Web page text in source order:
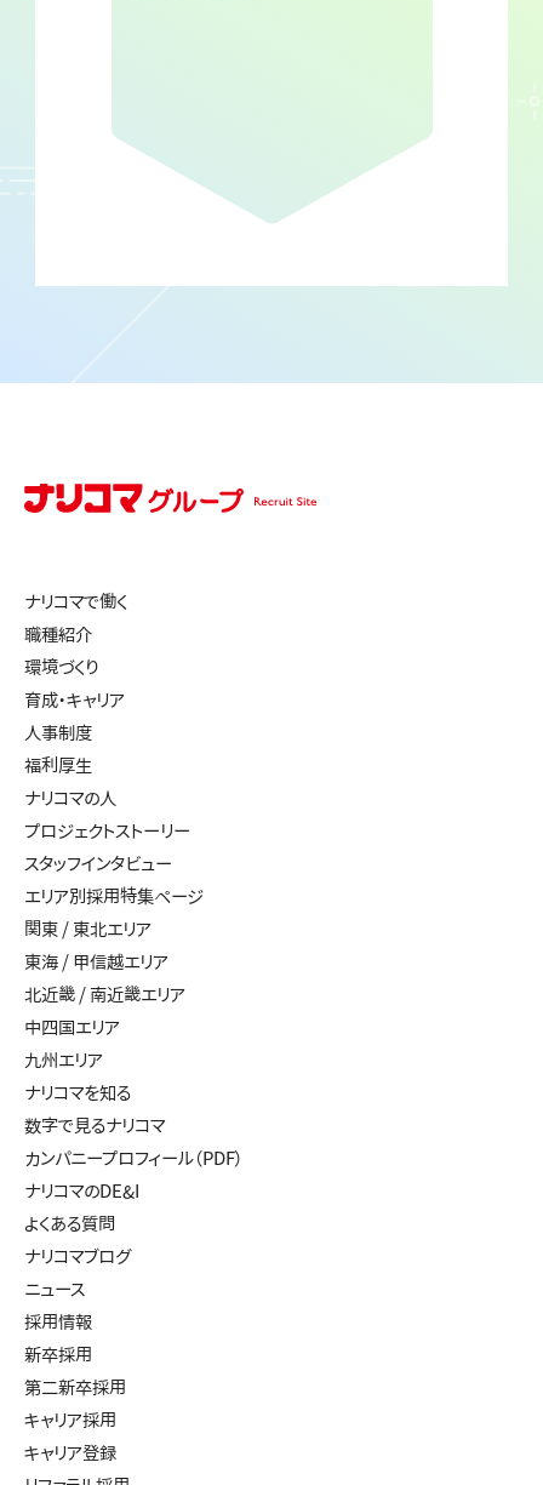
ナリコマで働く
職種紹介
環境づくり
育成・キャリア
人事制度
福利厚生
ナリコマの人
プロジェクトストーリー
スタッフインタビュー
エリア別採用特集ページ
関東 / 東北エリア
東海 / 甲信越エリア
北近畿 / 南近畿エリア
中四国エリア
九州エリア
ナリコマを知る
数字で見るナリコマ
カンパニープロフィール（PDF）
ナリコマのDE&I
よくある質問
ナリコマブログ
ニュース
採用情報
新卒採用
第二新卒採用
キャリア採用
キャリア登録